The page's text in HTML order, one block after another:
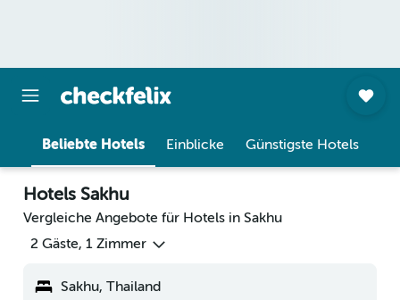
Beliebte Hotels Einblicke Günstigste Hotels
Hotels Sakhu
Vergleiche Angebote für Hotels in Sakhu
2 Gäste, 1 Zimmer
Sakhu, Thailand